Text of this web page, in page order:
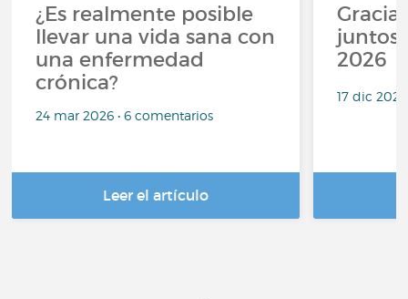
¿Es realmente posible
llevar una vida sana con
una enfermedad
crónica?
24 mar 2026 • 6 comentarios
Leer el artículo
2026
17 dic